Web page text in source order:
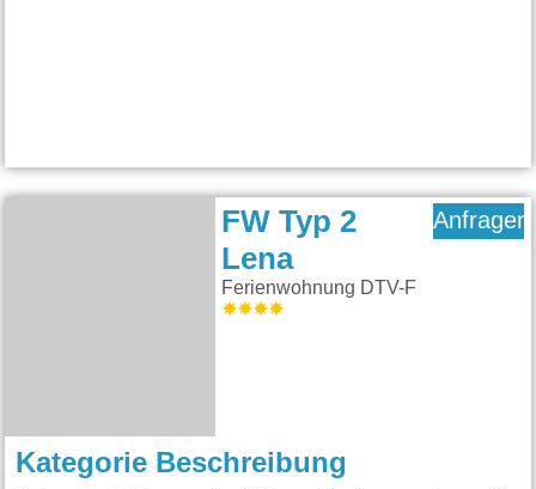
FW Typ 2
Lena
Ferienwohnung DTV-F
Anfragen
Kategorie Beschreibung